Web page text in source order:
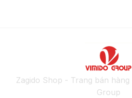
Zagido Shop - Trang bán
Group